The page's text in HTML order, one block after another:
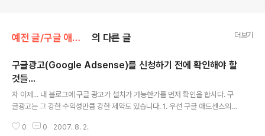
예전 글/구글 애드센스 의 다른 글 더보기
구글광고(Google Adsense)를 신청하기 전에 확인해야 할
것들...
자 이제... 내 블로그에 구글 광고가 설치가 가능한가를 먼저 확인을 합시다. 구
글광고는 그 강한 수익성만큼 강한 제약도 있습니다. 1. 우선 구글 애드센스의
설령 구글 애드센스의 코드가 설치 가능하다 하더라도... 2. 텅비어 있는 블로그,
0 0 2007. 8. 2.